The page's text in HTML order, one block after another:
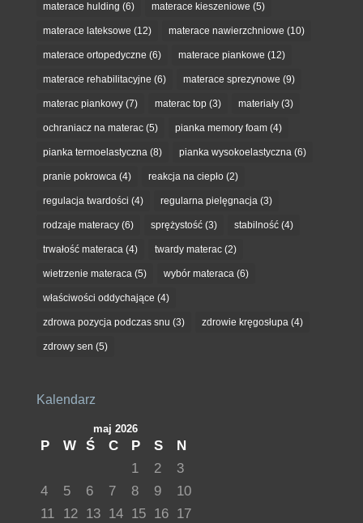
materace hulding (6) materace kieszeniowe (5)
materace lateksowe (12) materace nawierzchniowe (10)
materace ortopedyczne (6) materace piankowe (12)
materace rehabilitacyjne (6) materace sprezynowe (9)
materac piankowy(7) materac top(3) materiały(3)
ochraniacz na materac(5) pianka memory foam(4)
pianka termoelastyczna(8) pianka wysokoelastyczna(6)
pranie pokrowca(4) reakcja na ciepło(2)
regulacja twardości (4) regularna pielęgnacja(3)
rodzaje materacy(6) sprężystość(3) stabilność(4)
trwałość materaca(4) twardy materac(2)
wietrzenie materaca(5) wybór materaca(6)
właściwości oddychające (4)
zdrowa pozycja podczas snu (3) zdrowie kręgosłupa(4)
zdrowy sen (5)
Kalendarz
maj 2026
P W Ś C P S
N
1
2
3
4
5 6 7 8 9
10
11
12 13 14 15 16 17